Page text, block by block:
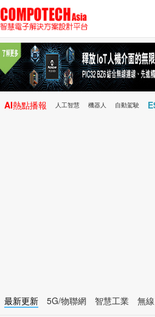
AI熱點播報 人工智慧 機器人 自動駕駛
最新更新 5G/物聯網 智慧工業 無